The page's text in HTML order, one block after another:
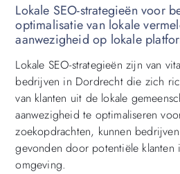
Lokale SEO-strategieën voor
optimalisatie van lokale
aanwezigheid op lokale
Lokale SEO-strategieën zijn van
bedrijven in Dordrecht die zich
van klanten uit de lokale
aanwezigheid te optimaliseren
zoekopdrachten, kunnen
gevonden door potentiële klanten
omgeving.